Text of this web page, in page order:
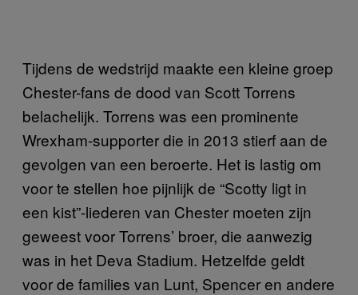
Tijdens de wedstrijd maakte een kleine groep
Chester-fans de dood van Scott Torrens
belachelijk. Torrens was een prominente
Wrexham-supporter die in 2013 stierf aan de
gevolgen van een beroerte. Het is lastig om
voor te stellen hoe pijnlijk de “Scotty ligt in
een kist”-liederen van Chester moeten zijn
geweest voor Torrens’ broer, die aanwezig
was in het Deva Stadium. Hetzelfde geldt
voor de families van Lunt, Spencer en andere